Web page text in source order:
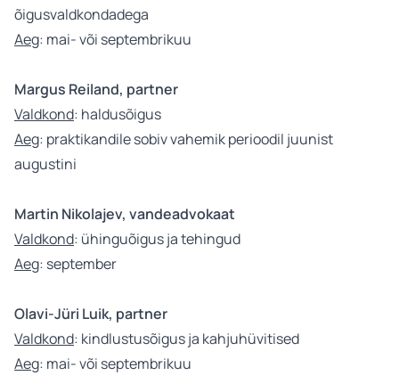
õigusvaldkondadega
Aeg: mai- või septembrikuu
Margus Reiland, partner
Valdkond: haldusõigus
Aeg: praktikandile sobiv vahemik perioodil juunist
augustini
Martin Nikolajev, vandeadvokaat
Valdkond: ühinguõigus ja tehingud
Aeg: september
Olavi-Jüri Luik, partner
Valdkond: kindlustusõigus ja kahjuhüvitised
Aeg: mai- või septembrikuu